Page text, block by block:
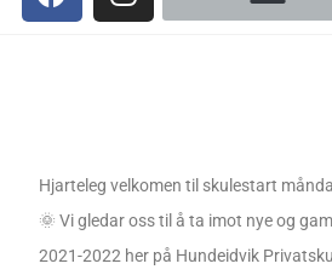
Hjarteleg velkomen til skulestart
🌞 Vi gledar oss til å ta imot nye og
2021-2022 her på Hundeidvik